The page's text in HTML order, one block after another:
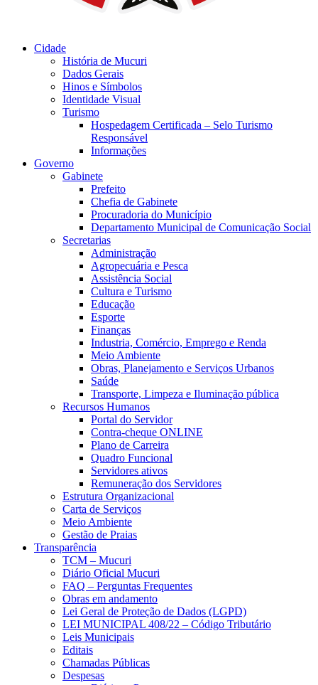
Cidade
História de Mucuri
Dados Gerais
Hinos e Símbolos
Identidade Visual
Turismo
Hospedagem Certificada – Selo Turismo
Responsável
Informações
Governo
Gabinete
Prefeito
Chefia de Gabinete
Procuradoria do Município
Departamento Municipal de Comunicação Social
Secretarias
Administração
Agropecuária e Pesca
Assistência Social
Cultura e Turismo
Educação
Esporte
Finanças
Industria, Comércio, Emprego e Renda
Meio Ambiente
Obras, Planejamento e Serviços Urbanos
Saúde
Transporte, Limpeza e Iluminação pública
Recursos Humanos
Portal do Servidor
Contra-cheque ONLINE
Plano de Carreira
Quadro Funcional
Servidores ativos
Remuneração dos Servidores
Estrutura Organizacional
Carta de Serviços
Meio Ambiente
Gestão de Praias
Transparência
TCM – Mucuri
Diário Oficial Mucuri
FAQ – Perguntas Frequentes
Obras em andamento
Lei Geral de Proteção de Dados (LGPD)
LEI MUNICIPAL 408/22 – Código Tributário
Leis Municipais
Editais
Chamadas Públicas
Despesas